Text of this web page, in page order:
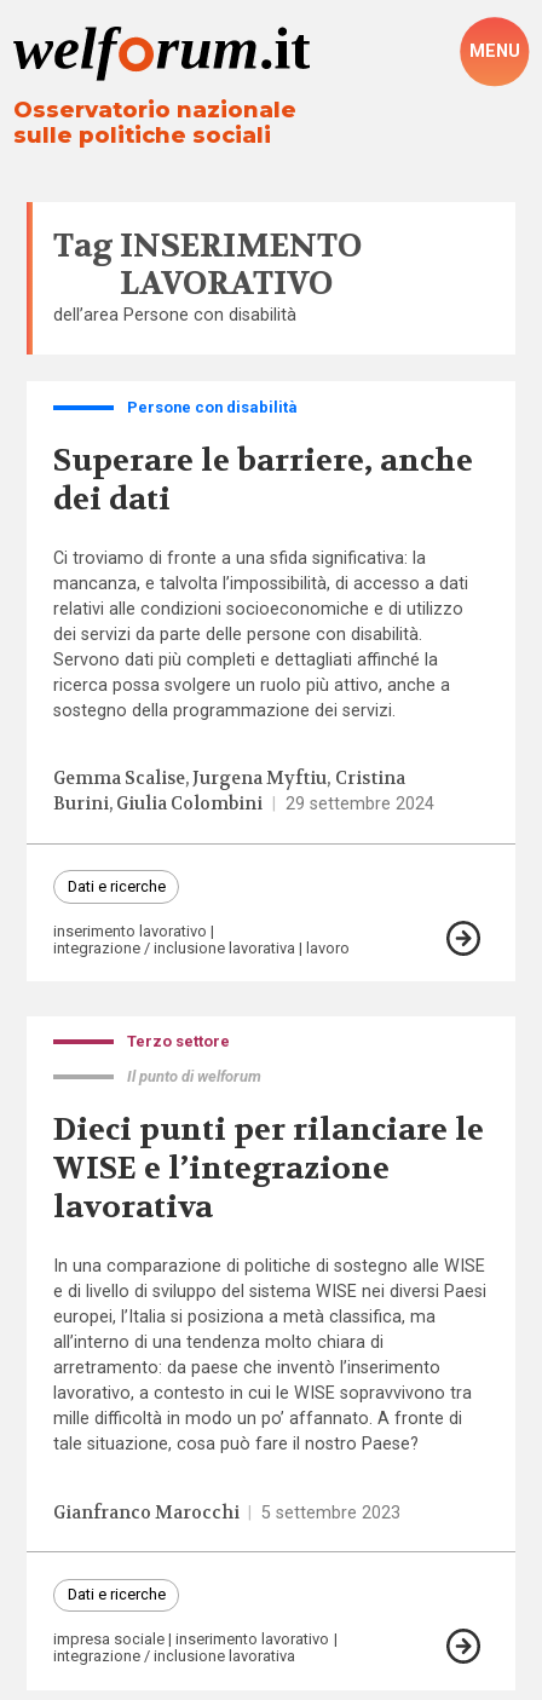
Osservatorio nazionale
sulle politiche sociali
MENU
Tag INSERIMENTO
LAVORATIVO
dell’area Persone con disabilità
Persone con disabilità
Superare le barriere, anche
dei dati
Ci troviamo di fronte a una sfida significativa: la
mancanza, e talvolta l’impossibilità, di accesso a dati
relativi alle condizioni socioeconomiche e di utilizzo
dei servizi da parte delle persone con disabilità.
Servono dati più completi e dettagliati affinché la
ricerca possa svolgere un ruolo più attivo, anche a
sostegno della programmazione dei servizi.
Gemma Scalise Jurgena Myftiu Cristina
Burini Giulia Colombini 29 settembre 2024
Dati e ricerche
inserimento lavorativo
integrazione / inclusione lavorativa
lavoro
Terzo settore
Il punto di welforum
Dieci punti per rilanciare le
WISE e l’integrazione
lavorativa
In una comparazione di politiche di sostegno alle WISE
e di livello di sviluppo del sistema WISE nei diversi Paesi
europei, l’Italia si posiziona a metà classifica, ma
all’interno di una tendenza molto chiara di
arretramento: da paese che inventò l’inserimento
lavorativo, a contesto in cui le WISE sopravvivono tra
mille difficoltà in modo un po’ affannato. A fronte di
tale situazione, cosa può fare il nostro Paese?
Gianfranco Marocchi 5 settembre 2023
Dati e ricerche
impresa sociale
inserimento lavorativo
integrazione / inclusione lavorativa